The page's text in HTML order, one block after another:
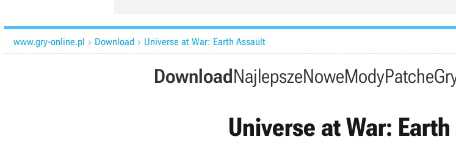
www.gry-online.pl  Download  Universe at War: Earth Assault
DownloadNajlepszeNoweModyPatche
Universe at War: